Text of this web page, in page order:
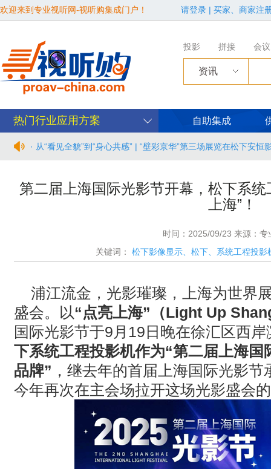
欢迎来到专业视听网-视听购集成门户！ 请登录 | 买家、商家注
投影 拼接 会议
资讯
热门行业应用方案 自助集成
· 从“看见全貌”到“身心共感” | “壁彩京华”第三场展览在松下安恒
· 面对不断升级的文旅亮化市场，你拿什么参与竞争？
· AVONIC摄像机 × Bosch DICENTIS会议系统保障二十国央行
· Extron 七月新闻集锦
· 松下投影机赋能LYMB.iO的MultiBall系统，打造新一代体育与
· TCC Family 选型指南｜森海塞尔三款天花阵列麦克风，该选
· 【BIRTV发布】万象视听，向新而生，BIRTV2026即将开幕！
第二届上海国际光影节开幕，松下系
上海”！
时间：2025/09/23 来源：专
关键词：
松下影像显示、松下、系统工程投
浦江流金，光影璀璨，上海为世界
盛会。以“点亮上海”（Light Up
国际光影节于9月19日晚在徐汇区西
下系统工程投影机作为“第二届上海
品牌” ，继去年的首届上海国际光影
今年再次在主会场拉开这场光影盛会